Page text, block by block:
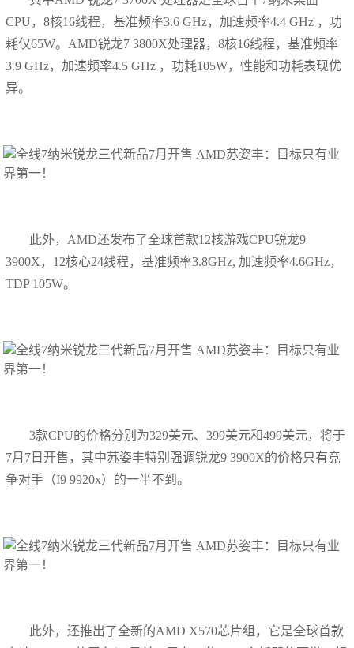
CPU，8核16线程，基准频率3.6 GHz，加速频率4.4 GHz ，功
耗仅65W。AMD锐龙7 3800X处理器，8核16线程，基准频率
3.9 GHz，加速频率4.5 GHz ，功耗105W，性能和功耗表现优
异。
此外，AMD还发布了全球首款12核游戏CPU锐龙9
3900X，12核心24线程，基准频率3.8GHz, 加速频率4.6GHz，
TDP 105W。
3款CPU的价格分别为329美元、399美元和499美元，将于
7月7日开售，其中苏姿丰特别强调锐龙9 3900X的价格只有竞
争对手（I9 9920x）的一半不到。
此外，还推出了全新的AMD X570芯片组，它是全球首款